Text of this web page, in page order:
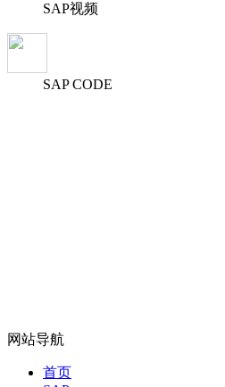
SAP视频
SAP CODE
网站导航
首页